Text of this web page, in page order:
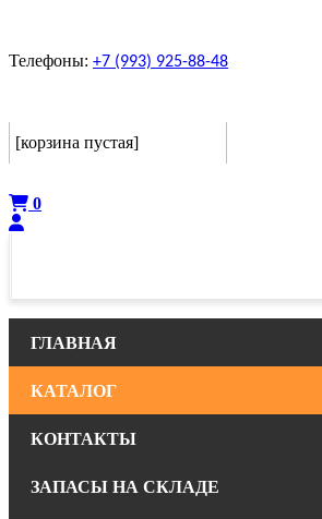
Телефоны: +7 (993) 925-88-48
[корзина пустая]
0
ГЛАВНАЯ
КАТАЛОГ
КОНТАКТЫ
ЗАПАСЫ НА СКЛАДЕ